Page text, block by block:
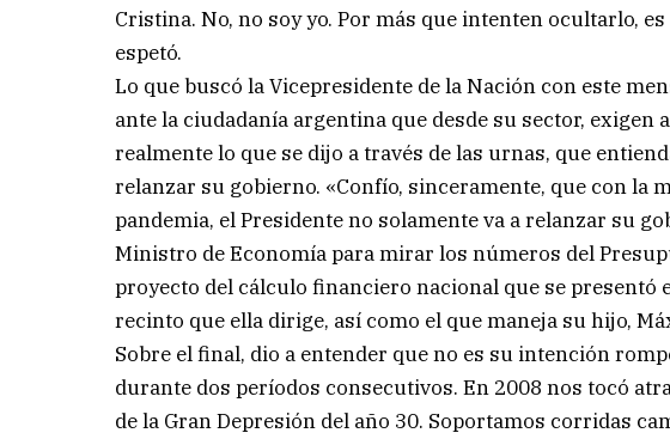
Cristina. No, no soy yo. Por más que intenten ocultarlo,
espetó.
Lo que buscó la Vicepresidente de la Nación con este
ante la ciudadanía argentina que desde su sector, exigen
realmente lo que se dijo a través de las urnas, que
relanzar su gobierno. «Confío, sinceramente, que con la
pandemia, el Presidente no solamente va a relanzar su
Ministro de Economía para mirar los números del
proyecto del cálculo financiero nacional que se presentó
recinto que ella dirige, así como el que maneja su hijo,
Sobre el final, dio a entender que no es su intención
durante dos períodos consecutivos. En 2008 nos tocó
de la Gran Depresión del año 30. Soportamos corridas